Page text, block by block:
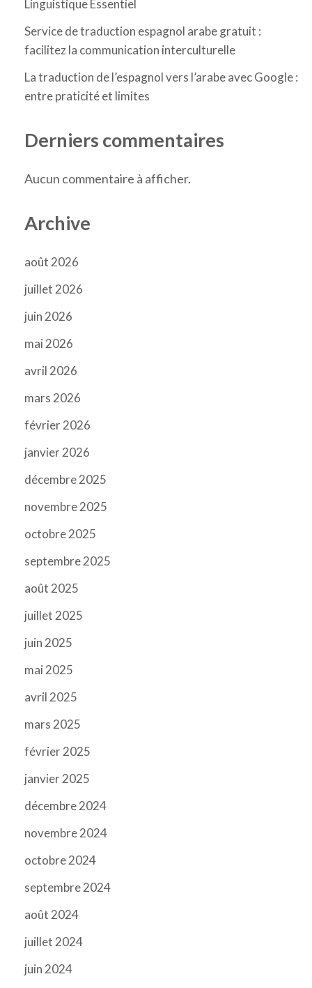
Linguistique Essentiel
Service de traduction espagnol arabe gratuit :
facilitez la communication interculturelle
La traduction de l’espagnol vers l’arabe avec Google :
entre praticité et limites
Derniers commentaires
Aucun commentaire à afficher.
Archive
août 2026
juillet 2026
juin 2026
mai 2026
avril 2026
mars 2026
février 2026
janvier 2026
décembre 2025
novembre 2025
octobre 2025
septembre 2025
août 2025
juillet 2025
juin 2025
mai 2025
avril 2025
mars 2025
février 2025
janvier 2025
décembre 2024
novembre 2024
octobre 2024
septembre 2024
août 2024
juillet 2024
juin 2024